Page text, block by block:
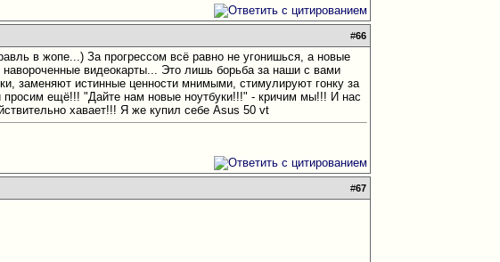
#66
в жопе...) За прогрессом всё равно не угонишься, а новые
видеокарты... Это лишь борьба за наши с вами
заменяют истинные ценности мнимыми, стимулируют гонку за
ещё!!! "Дайте нам новые ноутбуки!!!" - кричим мы!!! И нас
хавает!!! Я же купил себе Asus 50 vt
#67